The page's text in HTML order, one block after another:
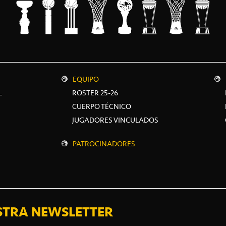
EQUIPO
ROSTER 25-26
CUERPO TÉCNICO
JUGADORES VINCULADOS
PATROCINADORES
NEWSLETTER